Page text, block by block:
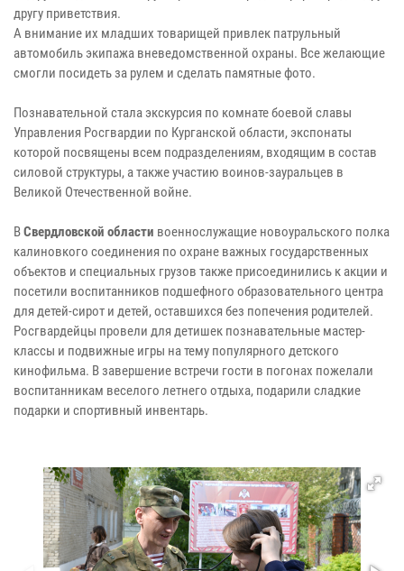
другу приветствия.
А внимание их младших товарищей привлек патрульный
автомобиль экипажа вневедомственной охраны. Все желающие
смогли посидеть за рулем и сделать памятные фото.
Познавательной стала экскурсия по комнате боевой славы
Управления Росгвардии по Курганской области, экспонаты
которой посвящены всем подразделениям, входящим в состав
силовой структуры, а также участию воинов-зауральцев в
Великой Отечественной войне.
ВСвердловской области военнослужащие новоуральского полка
калиновкого соединения по охране важных государственных
объектов и специальных грузов также присоединились к акции и
посетили воспитанников подшефного образовательного центра
для детей-сирот и детей, оставшихся без попечения родителей.
Росгвардейцы провели для детишек познавательные мастер-
классы и подвижные игры на тему популярного детского
кинофильма. В завершение встречи гости в погонах пожелали
воспитанникам веселого летнего отдыха, подарили сладкие
подарки и спортивный инвентарь.